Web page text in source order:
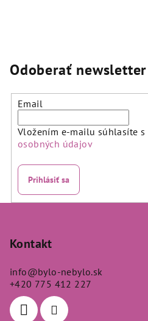
5,0
z
Odoberať newsletter
Email
Vložením e-mailu súhlasíte s
osobných údajov
Prihlásiť sa
Kontakt
info@bylo-nebylo.sk
+420 775 412 227